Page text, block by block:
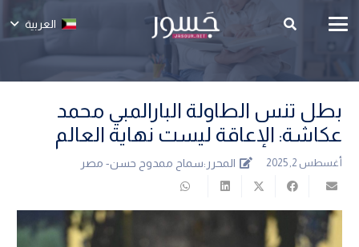
العربية
بطل تنس الطاولة البارالمبي محمد
عكاشة: الإعاقة ليست نهاية العالم
أغسطس 2, 2025 المحرر:سماح ممدوح حسن- مصر